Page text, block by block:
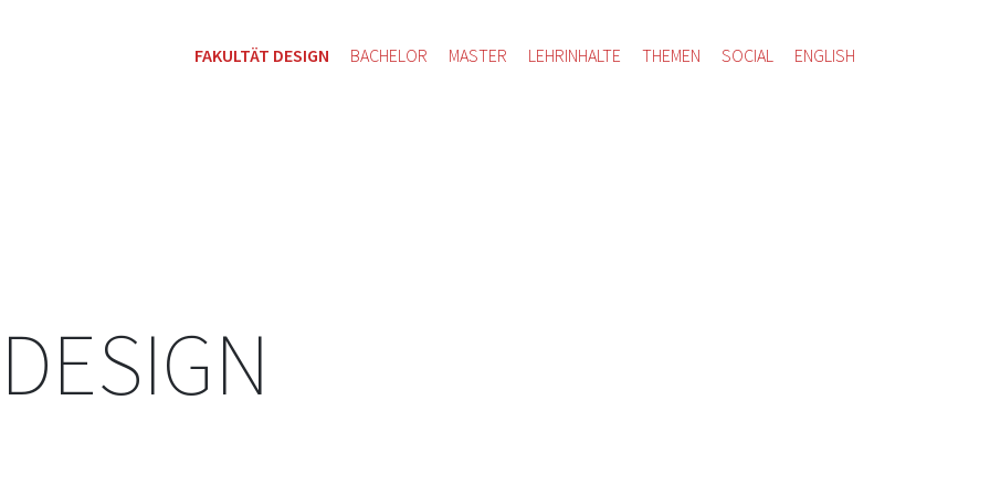
FAKULTÄT DESIGN BACHELOR MASTER LEHRINHALTE THEMEN SOCIAL ENGLISH